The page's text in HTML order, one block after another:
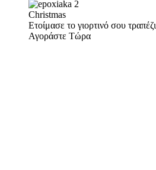
Christmas
Ετοίμασε το γιορτινό σου τραπέζι
Αγοράστε Τώρα